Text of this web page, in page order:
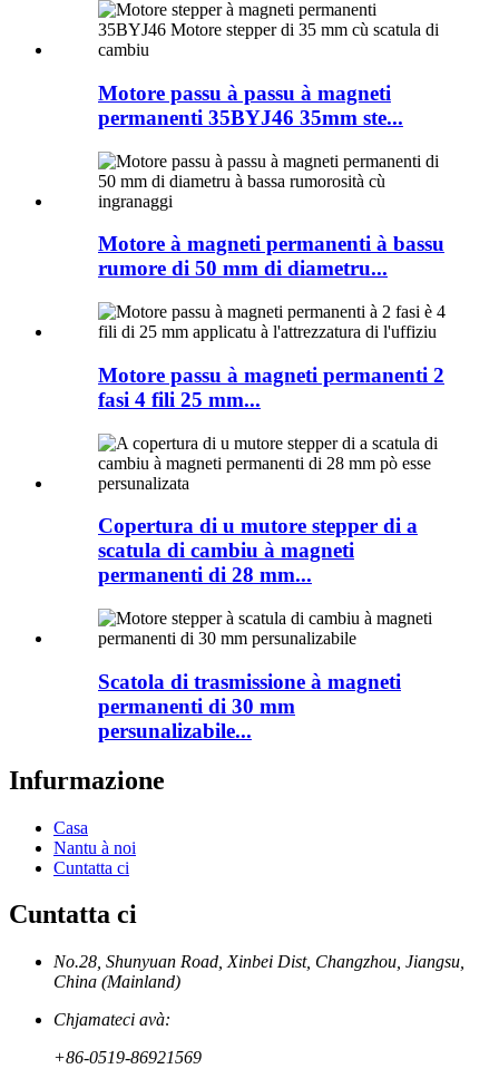
Motore passu à passu à magneti
permanenti 35BYJ46 35mm ste...
Motore à magneti permanenti à bassu
rumore di 50 mm di diametru...
Motore passu à magneti permanenti 2
fasi 4 fili 25 mm...
Copertura di u mutore stepper di a
scatula di cambiu à magneti
permanenti di 28 mm...
Scatola di trasmissione à magneti
permanenti di 30 mm
persunalizabile...
Infurmazione
Casa
Nantu à noi
Cuntatta ci
Cuntatta ci
No.28, Shunyuan Road, Xinbei Dist, Changzhou, Jiangsu,
China (Mainland)
Chjamateci avà:
+86-0519-86921569